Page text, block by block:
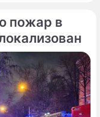
направил
СК РФ
Кирьянов
случаев в
пожар в